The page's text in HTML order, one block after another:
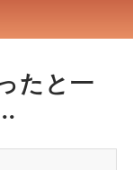
たと一